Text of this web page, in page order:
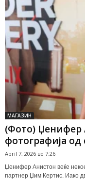
МАГАЗИН
(Фото) Џенифер
фотографија
April 7, 2026 во 7:26
Џенифер Анистон веќе
партнер Џим Кертис. Иако